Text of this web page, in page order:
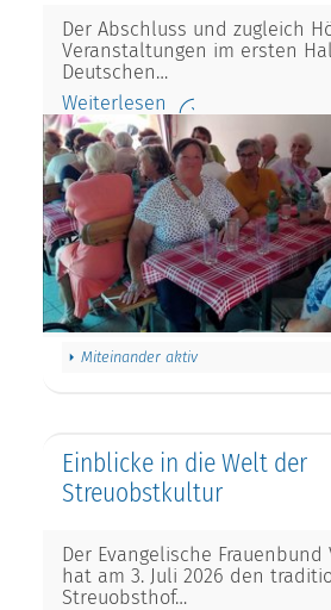
Der Abschluss und zugleich
Veranstaltungen im ersten
Deutschen…
Weiterlesen
Miteinander aktiv
Einblicke in die Welt der
Streuobstkultur
Der Evangelische Frauenbund
hat am 3. Juli 2026 den
Streuobsthof…